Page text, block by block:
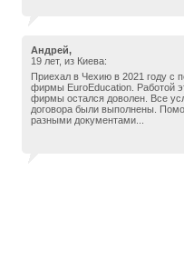
Андрей,
19 лет, из Киева:
Приехал в Чехию в 2021 году с
фирмы EuroEducation. Работой
фирмы остался доволен. Все
договора были выполнены.
разными документами...